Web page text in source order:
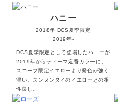
ハニー
2018年 DCS夏季限定
2019年-
DCS夏季限定として登場したハニーが
2019年からティーマ定番カラーに。
スコープ限定イエローより発色が強く
濃い。スンヌンタイのイエローとの相
性良し。